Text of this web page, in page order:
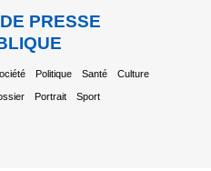
PRESSE
Politique Santé Culture
Portrait Sport